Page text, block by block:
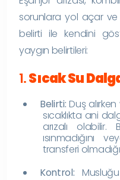
sorunlara yol açar
belirti ile kendini
yaygın belirtileri:
1.Sıcak Su
Belirti: Duş
sıcaklıkta ani
arızalı
ısınmadığını
transferi
Kontrol: